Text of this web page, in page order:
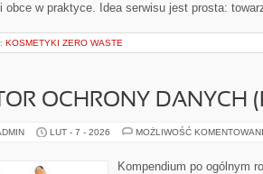
obce w praktyce. Idea serwisu jest prosta:
KOSMETYKI ZERO WASTE
OCHRONY DANYCH
LUT - 7 - 2026 MOŻLIWOŚĆ
Kompendium po ogólnym